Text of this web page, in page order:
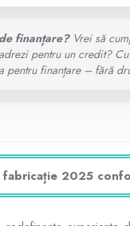
finanțare?Vrei să
pentru un credit?
pentru finanțare – fără
2025